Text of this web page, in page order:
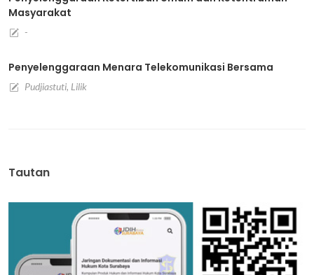
Masyarakat
-
Penyelenggaraan Menara Telekomunikasi Bersama
Pudjiastuti, Lilik
Tautan